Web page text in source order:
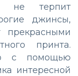
не терпит
джинсы,
прекрасными
принта.
с помощью
интересной